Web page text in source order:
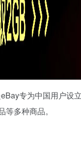
专为中国用户设
多种商品。